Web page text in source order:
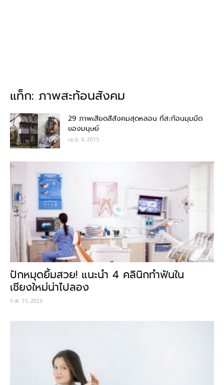
แท็ก: ภาพสะท้อนสังคม
29 ภาพเสียดสีสังคมสุดหลอน ที่สะท้อนมุมมืด
ของมนุษย์
เม.ย. 6, 2015
ปักหมุดยิ้มสวย! แนะนำ 4 คลินิกทำฟันใน
เชียงใหม่น่าไปลอง
ก.ค. 15, 2026